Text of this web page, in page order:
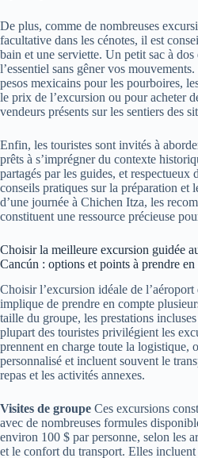
De plus, comme de nombreuses
facultative dans les cénotes, il est
bain et une serviette. Un petit sac à
l’essentiel sans gêner vos
pesos mexicains pour les pourboires,
le prix de l’excursion ou pour acheter
vendeurs présents sur les sentiers des
Enfin, les touristes sont invités à
prêts à s’imprégner du contexte
partagés par les guides, et respectueux
conseils pratiques sur la préparation et
d’une journée à Chichen Itza, les
constituent une ressource précieuse
Choisir la meilleure excursion guidée
Cancún : options et points à prendre en
Choisir l’excursion idéale de
implique de prendre en compte
taille du groupe, les prestations
plupart des touristes privilégient les
prennent en charge toute la logistique,
personnalisé et incluent souvent le
repas et les activités annexes.
Visites de groupe Ces excursions
avec de nombreuses formules
environ 100 $ par personne, selon les
et le confort du transport. Elles incluent